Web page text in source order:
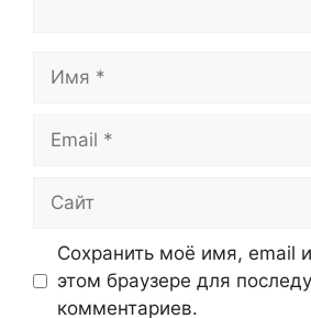
Имя
Email
Сайт
Сохранить моё имя, email
этом браузере для
комментариев.